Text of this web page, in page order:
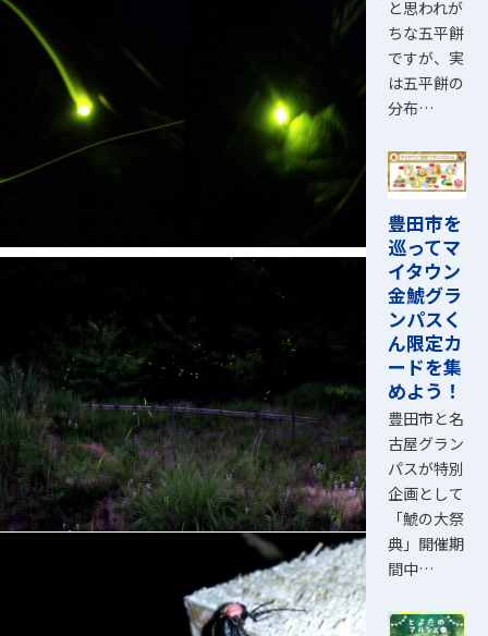
と思われが
ちな五平餅
ですが、実
は五平餅の
分布…
豊田市を
巡ってマ
イタウン
金鯱グラ
ンパスく
ん限定カ
ードを集
めよう！
豊田市と名
古屋グラン
パスが特別
企画として
「鯱の大祭
典」開催期
間中…